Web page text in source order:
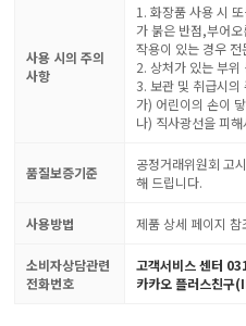
사용 시의 주의
사항
1. 화장품 사용 시
가 붉은 반점,부어
작용이 있는 경우
2. 상처가 있는 부위
3. 보관 및 취급시의
가) 어린이의 손이
나) 직사광선을 피
품질보증기준
공정거래위원회 고
해 드립니다.
사용방법 제품 상세 페이지 참
소비자상담관련
전화번호
고객서비스 센터
카카오 플러스친구